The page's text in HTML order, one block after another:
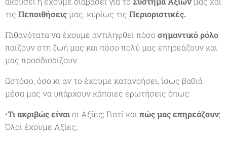
τις Πεποιθήσειςμας, κυρίως τις Περιοριστικές.
Πιθανότατα να έχουμε αντιληφθεί πόσοσημαντικό ρόλο
παίζουν στη ζωή μας και πόσο πολύ μας επηρεάζουν και
μας προσδιορίζουν.
Ωστόσο, όσο κι αν το έχουμε κατανοήσει, ίσως βαθιά
μέσα μας να υπάρχουν κάποιες ερωτήσεις όπως:
•Τι ακριβώς είναιοι Αξίες; Γιατί και πώς μας επηρεάζουν;
Όλοι έχουμε Αξίες;